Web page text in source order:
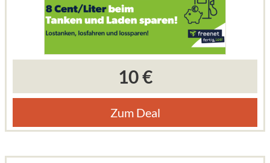
10 €
Zum Deal